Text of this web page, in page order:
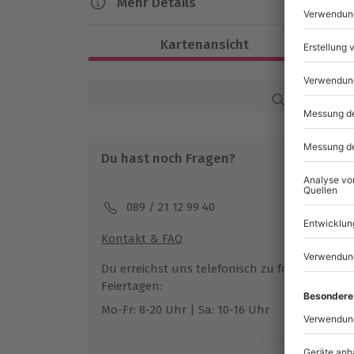
Ca. 4,5 Stunden
Ganzjährig zu bestimmten Terminen
Teilnahmebedingungen
Normale physische und psychische
Ausrüstung & Kleidung
Mitzubringen: Buchungsbestätigung,
Kartenansicht
Karte in
Du hast noch Fragen?
089 / 21 12 99 40
Kontakt & FAQ
Du erreichst uns telefonisch zu folgenden
Feiertagen:
Mo-Fr: 8-20 Uhr | Sa: 10-16 Uhr